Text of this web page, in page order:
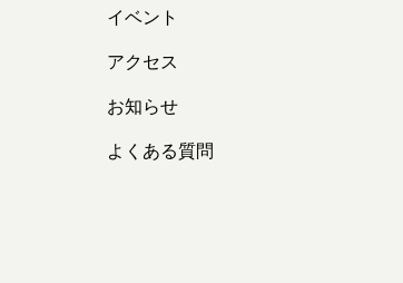
イベント
アクセス
お知らせ
よくある質問